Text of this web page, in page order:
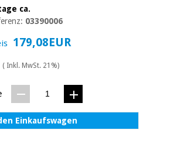
ca.
03390006
179,08EUR
( Inkl. MwSt. 21%)
Einkaufswagen